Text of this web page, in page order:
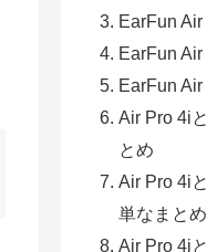
EarFun
EarFun
EarFun
Air Pro 4i
とめ
Air Pro 4i
単なまとめ
Air Pro 4i